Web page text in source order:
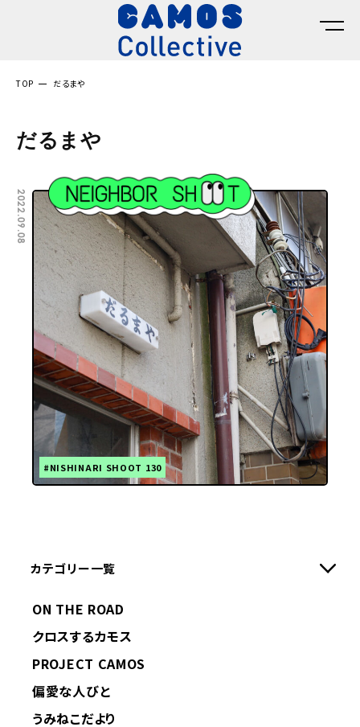
TOP だるまや
だるまや
2022.09.08
#NISHINARI SHOOT 130
カテゴリー一覧
ON THE ROAD
クロスするカモス
PROJECT CAMOS
偏愛な人びと
うみねこだより